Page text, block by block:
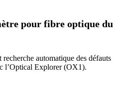
pour fibre optique du
automatique des défauts
l’Optical Explorer (OX1).